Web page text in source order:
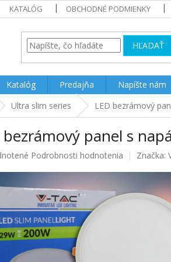
KATALÓG OBCHODNÉ PODMIENKY
HĽADAŤ
Katalóg Predajňa Napíšte nám
Ultra slim series LED bezrámový
bezrámový panel s
Podrobnosti hodnotenia Značka: